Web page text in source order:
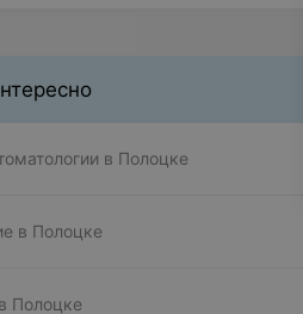
в Полоцке
в Полоцке
Полоцке